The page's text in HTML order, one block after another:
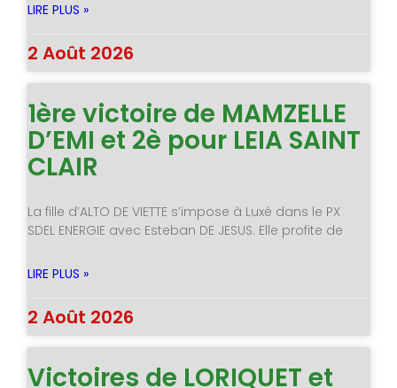
LIRE PLUS »
2 Août 2026
1ère victoire de MAMZELLE
D’EMI et 2è pour LEIA SAINT
CLAIR
La fille d’ALTO DE VIETTE s’impose à Luxé dans le PX
SDEL ENERGIE avec Esteban DE JESUS. Elle profite de
LIRE PLUS »
2 Août 2026
Victoires de LORIQUET et